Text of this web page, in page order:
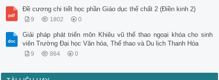
Đề cương chi tiết học phần Giáo dục thể chất 2 (Điền kinh 2)
9 1802 0
Giải pháp phát triển môn Khiêu vũ thể thao ngoại khóa cho sinh
viên Trường Đại học Văn hóa, Thể thao và Du lịch Thanh Hóa
9 864 0